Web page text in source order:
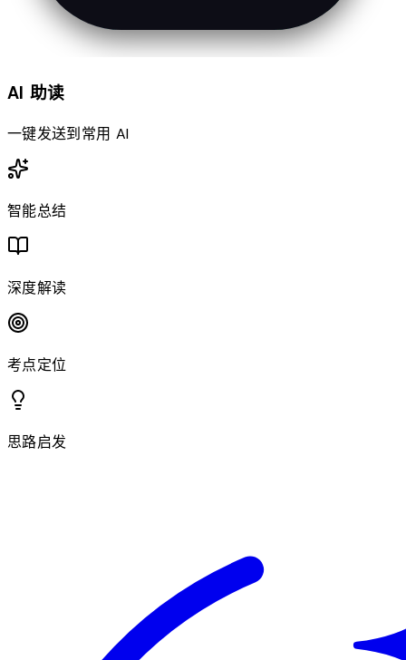
AI 助读
一键发送到常用 AI
智能总结
深度解读
考点定位
思路启发